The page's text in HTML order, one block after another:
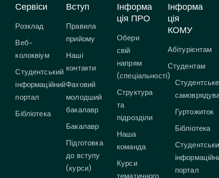
Сервіси
Розклад
Веб-
колоквіум
Студентський
інформаційний
портал
Бібліотека
Вступ
Правила
прийому
Наші
контакти
Фаховий
молодший
бакалавр
Бакалавр
Підготовка
до вступу
(курси)
Інформа
ція ПРО
Обери
свій
напрям
(спеціальності)
Структура
та
підрозділи
Наша
команда
Курси
тематичного
Інформа
ція
КОМУ
Абітурієнтам
Студентам
Студентське
Гуртожиток
Бібліотека
портал